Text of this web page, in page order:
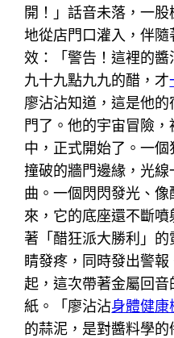
開！」話音未落，一
地從店門口灌入，伴
效：「警告！這裡的
九十九點九九的醋，才
廖沾沾知道，這是他
門了。他的宇宙冒險
中，正式開始了。一
撞破的牆門邊緣，光
曲。一個閃閃發光、
來，它的底座還不斷
著「醋狂派大勝利」
睛發疼，同時發出警
起，這次帶著金屬回
紙。「廖沾沾身體健康
的蒜泥，是對醬料學